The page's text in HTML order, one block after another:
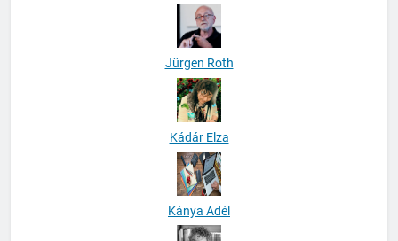
Jürgen Roth
Kádár Elza
Kánya Adél